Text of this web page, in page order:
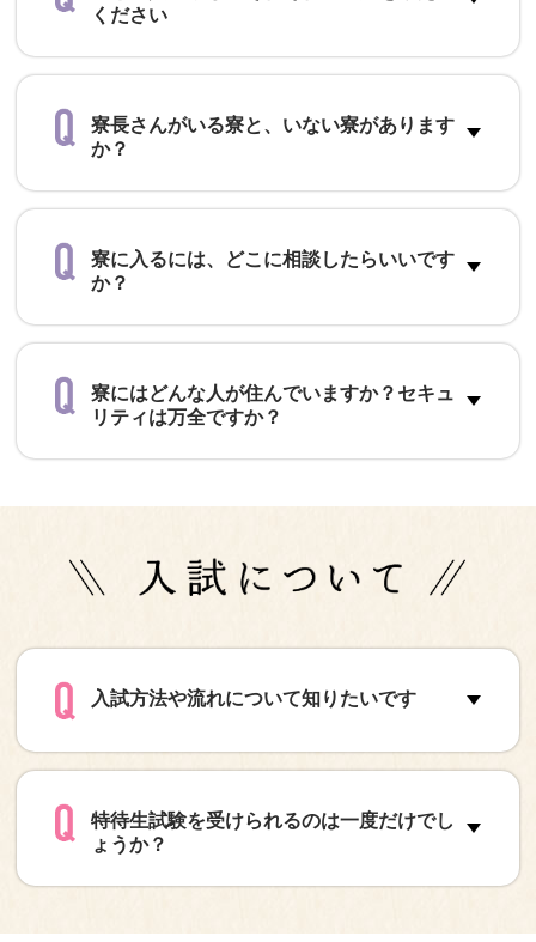
ください
寮長さんがいる寮と、いない寮があります
か？
寮に入るには、どこに相談したらいいです
か？
寮にはどんな人が住んでいますか？セキュ
リティは万全ですか？
入試方法や流れについて知りたいです
特待生試験を受けられるのは一度だけでし
ょうか？